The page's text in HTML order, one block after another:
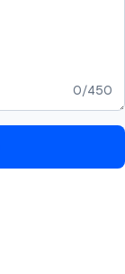
0/450